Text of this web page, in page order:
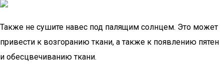
Также не сушите навес под палящим солнцем. Это может
привести к возгоранию ткани, а также к появлению пятен
и обесцвечиванию ткани.